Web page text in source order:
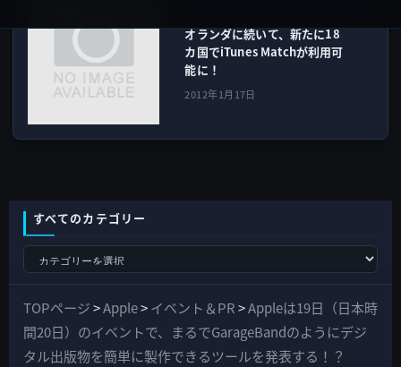
オランダに続いて、新たに18
カ国でiTunes Matchが利用可
能に！
2012年1月17日
すべてのカテゴリー
て
の
カ
TOPページ>Apple>イベント＆PR>Appleは19日（日本時
間20日）のイベントで、まるでGarageBandのようにデジ
タル出版物を簡単に製作できるツールを発表する！？